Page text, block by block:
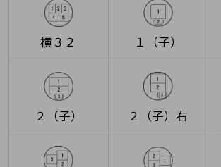
横３２ １（子）
２（子） ２（子）右